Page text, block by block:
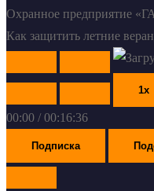
Охранное предприятие
Как защитить летние
1x
00:00 / 00:16:36
Подписка